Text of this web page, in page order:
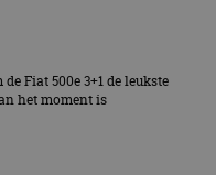
Fiat 500e 3+1 de leukste
het moment is